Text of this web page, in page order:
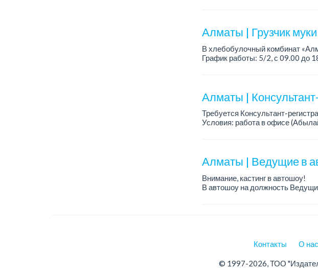
Алматы | Грузчик
В хлебобулочный комбинат
График работы: 5/2, с 09.00 до
Алматы |
Требуется Консультант-
Условия: работа в офисе
Алматы | Ведущие в
Внимание, кастинг в автошоу!
В автошоу на должность
Контакты О нас
© 1997-2026, ТОО